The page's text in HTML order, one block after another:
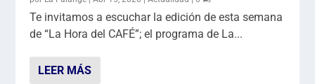
Te invitamos a escuchar la edición de esta semana
de “La Hora del CAFÉ”; el programa de La...
LEER MÁS